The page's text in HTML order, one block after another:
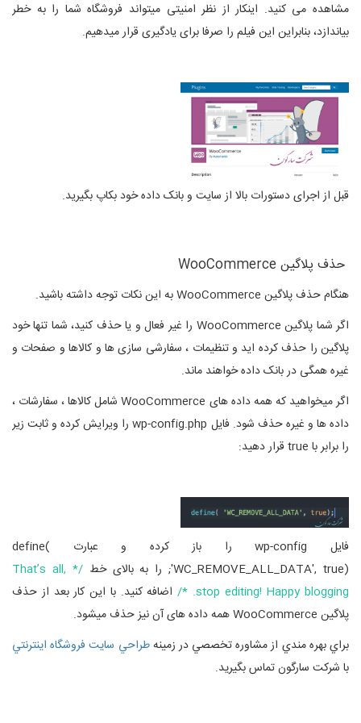
مشاهده می کنید. اینکار از نظر امنیتی میتواند فروشگاه شما را به خطر
بیاندازد، بنابراین این فیلم را صرفا برای یادگیری قرار میدهیم.
قبل از اجرای دستورات بالا از سایت و بانک داده خود بکاپ بگیرید.
حذف پلاگین WooCommerce
هنگام حذف پلاگین WooCommerce به این نکات توجه داشته باشید.
اگر شما پلاگین WooCommerce را غیر فعال و یا حذف کنید، شما تنها خود
پلاگین را حذف کرده اید و تنظیمات ، سفارشی سازی ها و کالاها و صفحات و
غیره همگی در بانک داده خواهند ماند.
اگر میخواهید که همه داده های WooCommerce شامل کالاها ، سفارشات ،
داده ها و غیره حذف شود. فایل wp-config.php را ویرایش کرده و ثابت زیر
را برابر با true قرار دهید:
فایل wp-config را باز کرده و عبارت define(
'WC_REMOVE_ALL_DATA', true); را به بالای خط
/* That’s all,
stop editing! Happy blogging. */
اضافه کنید. با این کار بعد از حذف
پلاگین WooCommerce همه داده های آن نیز حذف میشود.
براي بهره مندي از مشاوره تخصصي در زمینهطراحي سايت فروشگاه اينترنتي
با شرکت سارگون تماس بگيريد.